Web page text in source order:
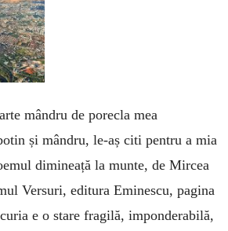
mândru de porecla mea
și mândru, le-aș citi pentru a mia
dimineață la munte, de Mircea
Versuri, editura Eminescu, pagina
e o stare fragilă, imponderabilă,